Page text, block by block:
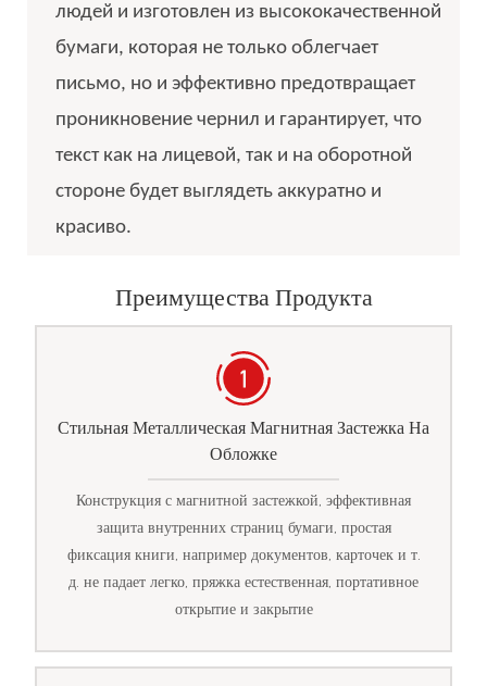
людей и изготовлен из высококачественной
бумаги, которая не только облегчает
письмо, но и эффективно предотвращает
проникновение чернил и гарантирует, что
текст как на лицевой, так и на оборотной
стороне будет выглядеть аккуратно и
красиво.
Преимущества Продукта
Стильная Металлическая Магнитная Застежка На
Обложке
Конструкция с магнитной застежкой, эффективная
защита внутренних страниц бумаги, простая
фиксация книги, например документов, карточек и т.
д. не падает легко, пряжка естественная, портативное
открытие и закрытие